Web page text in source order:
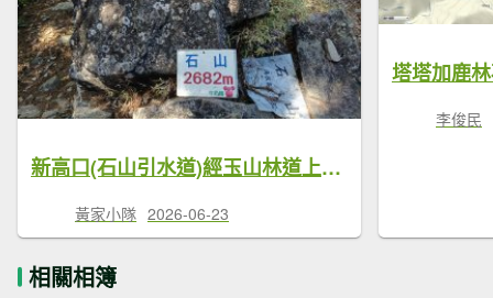
新高口(石山引水道)經玉山林道上石山、鹿林前山、鹿林山與麟趾山，出塔塔加大鐵杉縱走避暑趣
黃家小隊 2026-06-23
塔塔加鹿
李俊民
相關相簿